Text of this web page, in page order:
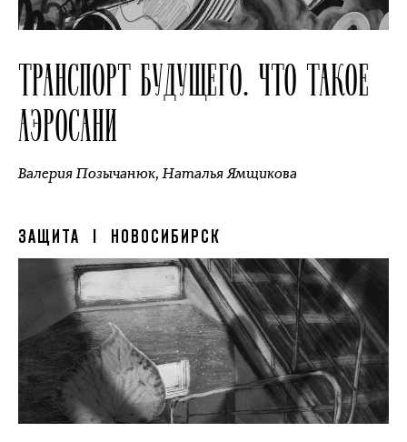
ТРАНСПОРТ БУДУЩЕГО. ЧТО ТАКОЕ
АЭРОСАНИ
Валерия Позычанюк,Наталья Ямщикова
ЗАЩИТА | НОВОСИБИРСК